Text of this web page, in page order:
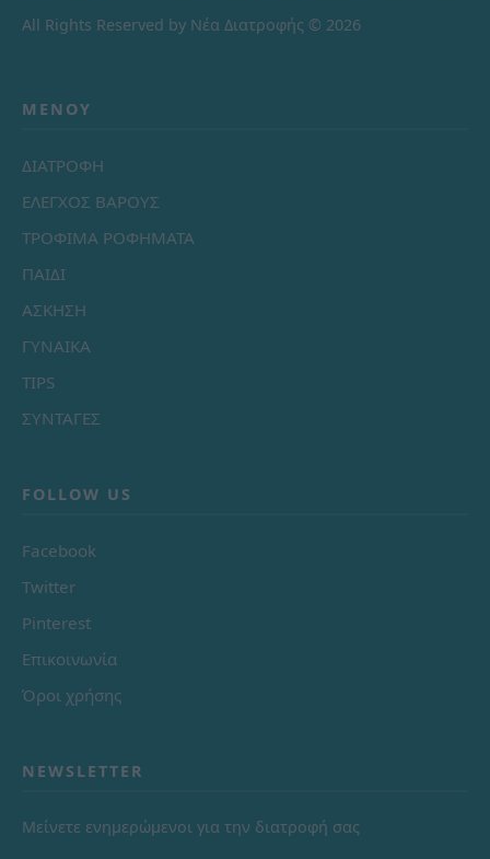
All Rights Reserved by Νέα Διατροφής © 2026
ΜΕΝΟΎ
ΔΙΑΤΡΟΦΗ
ΕΛΕΓΧΟΣ ΒΑΡΟΥΣ
ΤΡΟΦΙΜΑ ΡΟΦΗΜΑΤΑ
ΠΑΙΔΙ
ΑΣΚΗΣΗ
ΓΥΝΑΙΚΑ
TIPS
ΣΥΝΤΑΓΕΣ
FOLLOW US
Facebook
Twitter
Pinterest
Επικοινωνία
Όροι χρήσης
NEWSLETTER
Μείνετε ενημερώμενοι για την διατροφή σας